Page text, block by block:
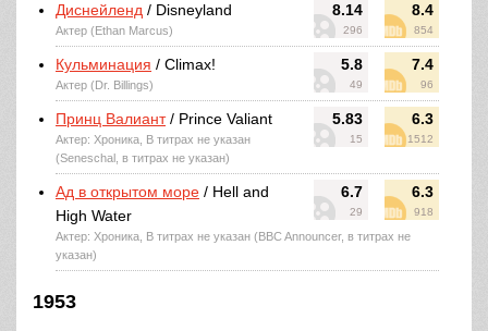
8.14
296
8.4
854
Диснейленд / Disneyland
Актер (Ethan Marcus)
5.8
49
7.4
96
Кульминация / Climax!
Актер (Dr. Billings)
5.83
15
6.3
1512
Принц Валиант/ Prince Valiant
Актер: Хроника, В титрах не указан
(Seneschal, в титрах не указан)
6.7
29
6.3
918
Ад в открытом море / Hell and
High Water
Актер: Хроника, В титрах не указан (BBC Announcer, в титрах не
указан)
1953